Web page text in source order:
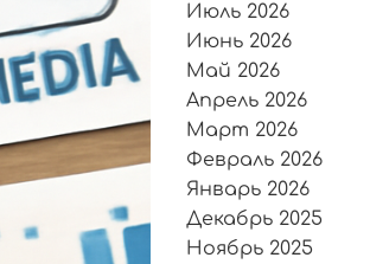
Июль 2026
Июнь 2026
Май 2026
Апрель 2026
Март 2026
Февраль 2026
Январь 2026
Декабрь 2025
Ноябрь 2025